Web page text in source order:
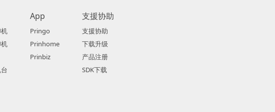
App
Pringo
Prinhome
Prinbiz
支援协助
支援协助
下载升级
产品注册
SDK下载